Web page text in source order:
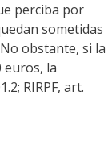
perciba por
sometidas
obstante, si la
euros, la
RIRPF, art.